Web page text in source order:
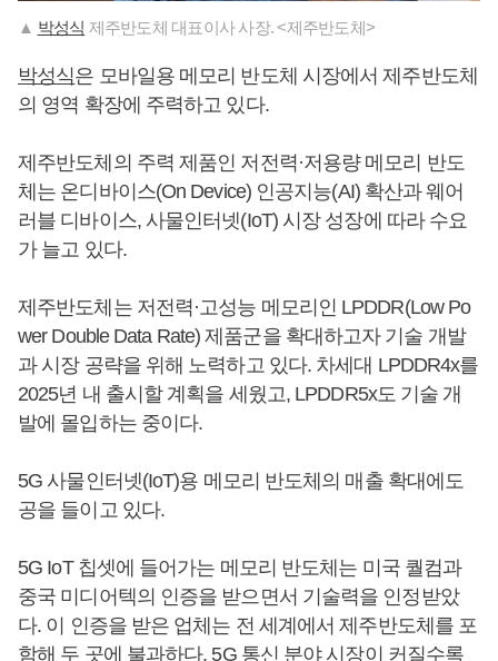
▲ 박성식 제주반도체 대표이사 사장. <제주반도체>
박성식은 모바일용 메모리 반도체 시장에서 제주반도체
의 영역 확장에 주력하고 있다.
제주반도체의 주력 제품인 저전력·저용량 메모리 반도
체는 온디바이스(On Device) 인공지능(AI) 확산과 웨어
러블 디바이스, 사물인터넷(IoT) 시장 성장에 따라 수요
가 늘고 있다.
제주반도체는 저전력·고성능 메모리인 LPDDR(Low Po
wer Double Data Rate) 제품군을 확대하고자 기술 개발
과 시장 공략을 위해 노력하고 있다. 차세대 LPDDR4x를
2025년 내 출시할 계획을 세웠고, LPDDR5x도 기술 개
발에 몰입하는 중이다.
5G 사물인터넷(IoT)용 메모리 반도체의 매출 확대에도
공을 들이고 있다.
5G IoT 칩셋에 들어가는 메모리 반도체는 미국 퀄컴과
중국 미디어텍의 인증을 받으면서 기술력을 인정받았
다. 이 인증을 받은 업체는 전 세계에서 제주반도체를 포
함해 두 곳에 불과하다. 5G 통신 분야 시장이 커질수록